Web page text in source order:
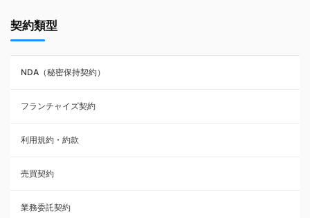
NDA（秘密保持契約）
業務委託契約
利用規約・約款
覚書・合意書・同意書
承諾書
雇用契約
契約類型
NDA（秘密保持契約）
フランチャイズ契約
利用規約・約款
売買契約
業務委託契約